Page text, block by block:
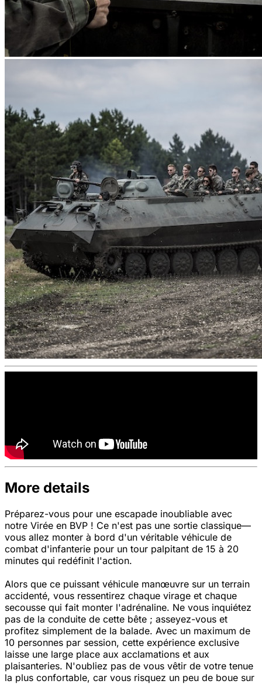
More details
Préparez-vous pour une escapade inoubliable avec
notre Virée en BVP ! Ce n'est pas une sortie classique—
vous allez monter à bord d'un véritable véhicule de
combat d'infanterie pour un tour palpitant de 15 à 20
minutes qui redéfinit l'action.
Alors que ce puissant véhicule manœuvre sur un terrain
accidenté, vous ressentirez chaque virage et chaque
secousse qui fait monter l'adrénaline. Ne vous inquiétez
pas de la conduite de cette bête ; asseyez-vous et
profitez simplement de la balade. Avec un maximum de
10 personnes par session, cette expérience exclusive
laisse une large place aux acclamations et aux
plaisanteries. N'oubliez pas de vous vêtir de votre tenue
la plus confortable, car vous risquez un peu de boue sur